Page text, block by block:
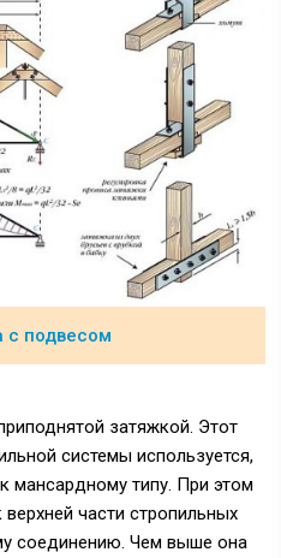
с подвесом
затяжкой. Этот
системы используется,
мансардному типу. При этом
части стропильных
соединению. Чем выше она